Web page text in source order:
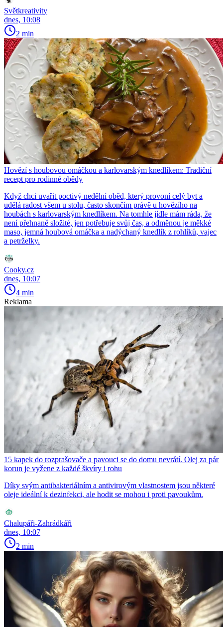
Světkreativity
dnes, 10:08
2 min
Hovězí s houbovou omáčkou a karlovarským knedlíkem: Tradiční
recept pro rodinné obědy
Když chci uvařit poctivý nedělní oběd, který provoní celý byt a
udělá radost všem u stolu, často skončím právě u hovězího na
houbách s karlovarským knedlíkem. Na tomhle jídle mám ráda, že
není přehnaně složité, jen potřebuje svůj čas, a odměnou je měkké
maso, jemná houbová omáčka a nadýchaný knedlík z rohlíků, vajec
a petrželky.
Cooky.cz
dnes, 10:07
4 min
Reklama
15 kapek do rozprašovače a pavouci se do domu nevrátí. Olej za pár
korun je vyžene z každé škvíry i rohu
Díky svým antibakteriálním a antivirovým vlastnostem jsou některé
oleje ideální k dezinfekci, ale hodit se mohou i proti pavoukům.
Chalupáři-Zahrádkáři
dnes, 10:07
2 min